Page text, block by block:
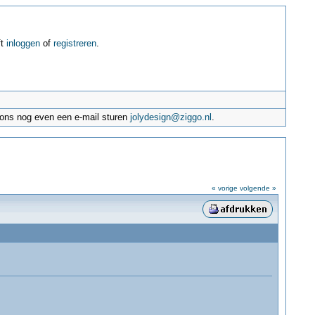
inloggenof registreren.
nog even een e-mail sturenjolydesign@ziggo.nl .
« vorige volgende »